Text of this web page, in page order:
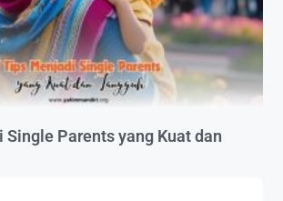
Single Parents yang Kuat dan